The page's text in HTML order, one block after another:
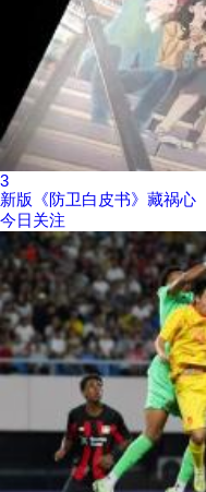
3
新版《防卫白皮书》藏祸心
今日关注